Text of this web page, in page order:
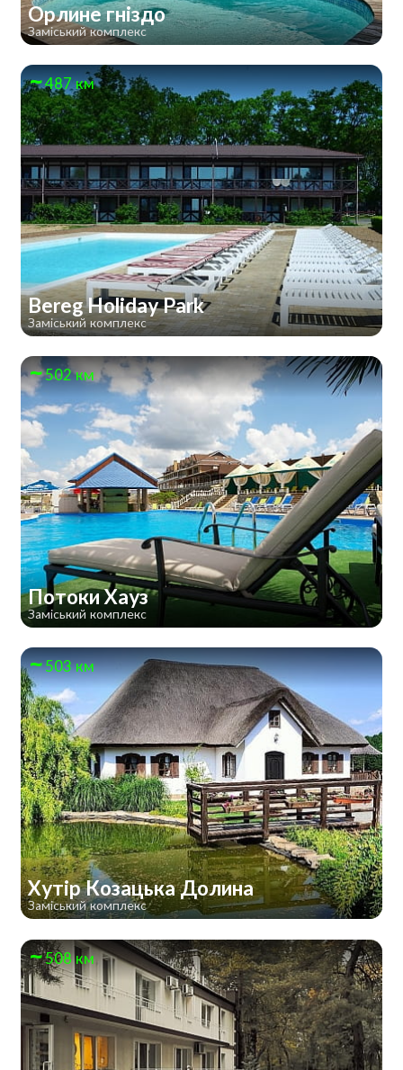
Орлине гніздо
Заміський комплекс
487 км
Bereg Holiday Park
Заміський комплекс
502 км
Потоки Хауз
Заміський комплекс
503 км
Хутір Козацька Долина
Заміський комплекс
508 км